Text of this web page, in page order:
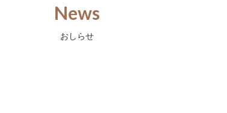
News
おしらせ